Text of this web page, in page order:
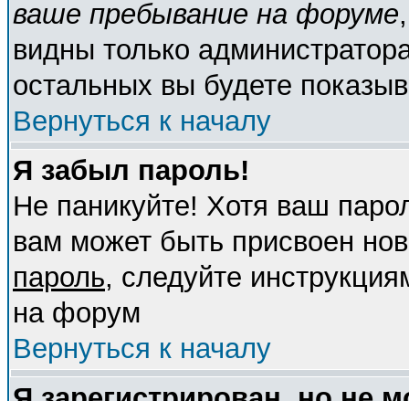
ваше пребывание на форуме
видны только
остальных вы будете
Вернуться к началу
Я забыл пароль!
Не паникуйте! Хотя ваш
вам может быть присвоен
пароль, следуйте
на форум
Вернуться к началу